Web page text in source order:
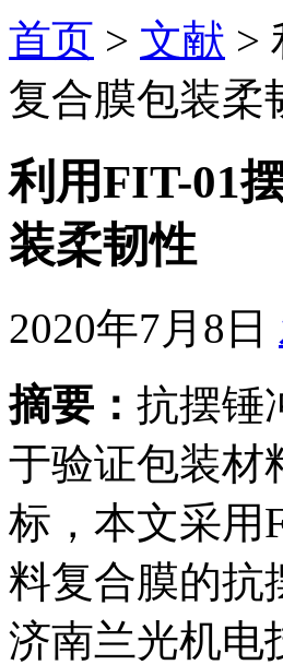
首页 > 文献 >
复合膜包装柔
利用FIT-01
装柔韧性
2020年7月8日
摘要： 抗摆锤
于验证包装材
标，本文采用
料复合膜的抗
济南兰光机电